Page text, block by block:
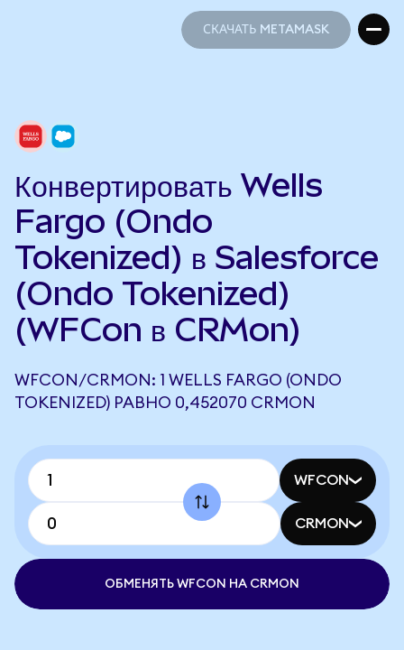
СКАЧАТЬ METAMASK
Конвертировать Wells
Fargo (Ondo
Tokenized) в Salesforce
(Ondo Tokenized)
(WFCon в CRMon)
WFCON/CRMON: 1 WELLS FARGO (ONDO
TOKENIZED) РАВНО 0,452070 CRMON
WFCON
CRMON
ОБМЕНЯТЬ WFCON НА CRMON